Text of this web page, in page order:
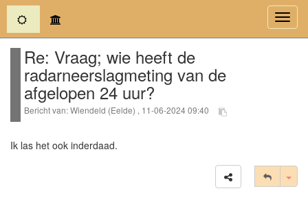
(current)
Re: Vraag; wie heeft de
radarneerslagmeting van de
afgelopen 24 uur?
Bericht van: Wiendeld (Eelde) , 11-06-2024 09:40
Ik las het ook inderdaad.